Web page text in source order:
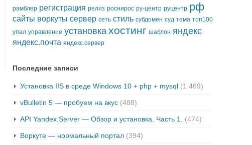
рамблер регистрация релиз роснирос ру-центр руцентр рф
сайты воркуты сервер сеть стиль субдомен суд тема топ100
упал управление установка хостинг шаблон яндекс
яндекс.почта яндекс.сервер
Последние записи
Установка IIS в среде Windows 10 + php + mysql (1 469)
vBulletin 5 — пробуем на вкус (488)
API Yandex.Server — Обзор и установка. Часть 1. (474)
Воркуте — нормальный портал (394)